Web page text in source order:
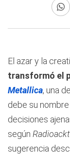
El azar y la
transformó el
Metallica, una
debe su
decisiones
según
sugerencia